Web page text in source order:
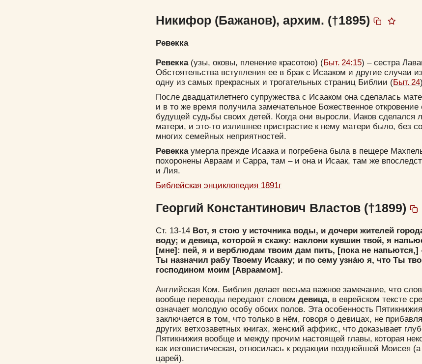
Никифор (Бажанов), архим. (†1895)
Ревекка
Ревекка (узы, оковы, пленение красотою) (Быт. 24:15) – сестра
Обстоятельства вступления ее в брак с Исааком и другие случаи
одну из самых прекрасных и трогательных страниц Библии (Быт. 24
После двадцатилетнего супружества с Исааком она сделалась
и в то же время получила замечательное Божественное откровение
будущей судьбы своих детей. Когда они выросли, Иаков сделался
матери, и это-то излишнее пристрастие к нему матери было, без
многих семейных неприятностей.
Ревеккаумерла прежде Исаака и погребена была в пещере
похоронены Авраам и Сарра, там – и она и Исаак, там же
и Лия.
Библейская энциклопедия 1891г
Георгий Константинович Властов (†1899)
Ст. 13-14 Вот, я стою у источника воды, и дочери жителей
воду; и девица, которой я скажу: наклони кувшин твой, я
[мне]: пей, я и верблюдам твоим дам пить, [пока не напьются,]
Ты назначил рабу Твоему Исааку; и по сему узна́ю я, что Ты
господином моим [Авраамом].
Английская Ком. Библия делает весьма важное замечание, что
вообще переводы передают словом девица, в еврейском тексте
означает молодую особу обоих полов. Эта особенность
заключается в том, что только в нём, говоря о девицах, не
других ветхозаветных книгах, женский аффикс, что доказывает
Пятикнижия вообще и между прочим настоящей главы, которая
как иеговистическая, относилась к редакции позднейшей Моисея
царей).
Прятать Компактная
Цвет:
Удалить Сохранить